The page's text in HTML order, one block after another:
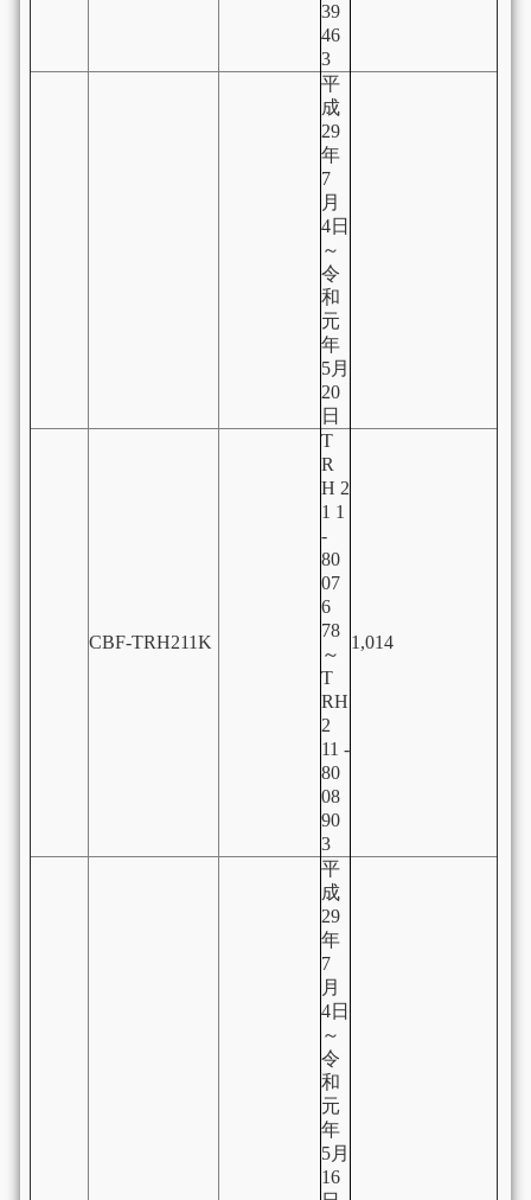
39
46
3
平
成
29
年
7
月
4日
～
令
和
元
年
5月
20
日
CBF-TRH211K
T
R
H 2
1 1
-
80
07
6
78
～
T
RH
2
11 -
80
08
90
3
1,014
平
成
29
年
7
月
4日
～
令
和
元
年
5月
16